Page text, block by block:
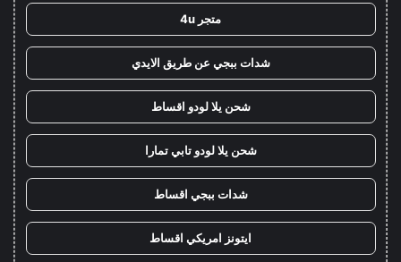
متجر 4u
شدات ببجي عن طريق الايدي
شحن يلا لودو اقساط
شحن يلا لودو تابي تمارا
شدات ببجي اقساط
ايتونز امريكي اقساط